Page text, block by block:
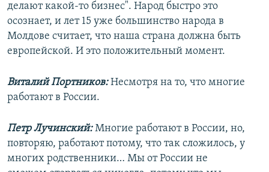
делают какой-то бизнес". Народ быстро это
осознает, и лет 15 уже большинство народа в
Молдове считает, что наша страна должна быть
европейской. И это положительный момент.
Виталий Портников:Несмотря на то, что многие
работают в России.
Петр Лучинский:Многие работают в России, но,
повторяю, работают потому, что так сложилось, у
многих родственники… Мы от России не